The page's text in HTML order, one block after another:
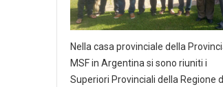
Nella casa provinciale della
MSF in Argentina si sono riuniti i
Superiori Provinciali della Regione